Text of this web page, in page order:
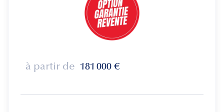
à partir de 181 000 €